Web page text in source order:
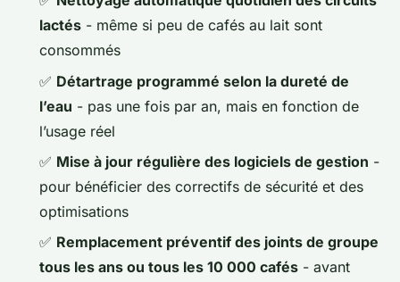
lactés - même si peu de cafés au lait sont
consommés
✅ Détartrage programmé selon la dureté de
l’eau - pas une fois par an, mais en fonction de
l’usage réel
✅ Mise à jour régulière des logiciels de gestion -
pour bénéficier des correctifs de sécurité et des
optimisations
✅ Remplacement préventif des joints de groupe
tous les ans ou tous les 10 000 cafés - avant